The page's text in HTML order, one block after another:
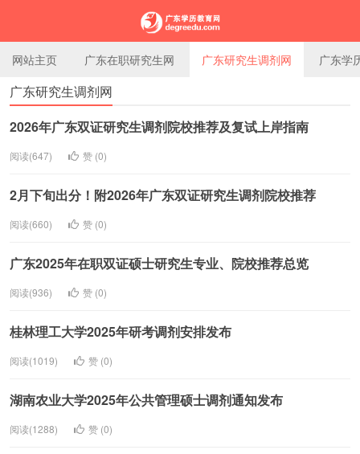
广东学历教育网
网站主页 广东在职研究生网 广东研究生调剂网 广东学
广东研究生调剂网
2026年广东双证研究生调剂院校推荐及复试上岸指南
阅读(647) 赞 (0)
2月下旬出分！附2026年广东双证研究生调剂院校推荐
阅读(660) 赞 (0)
广东2025年在职双证硕士研究生专业、院校推荐总览
阅读(936) 赞 (0)
桂林理工大学2025年研考调剂安排发布
阅读(1019) 赞 (0)
湖南农业大学2025年公共管理硕士调剂通知发布
阅读(1288) 赞 (0)